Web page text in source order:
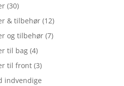
(30)
& tilbehør (12)
og tilbehør (7)
til bag (4)
til front (3)
indvendige